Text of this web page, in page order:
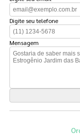
Digite seu telefone
Mensagem